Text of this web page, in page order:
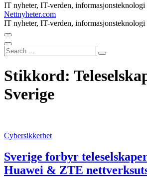
IT nyheter, IT-verden, informasjonsteknologi
Nettnyheter.com
IT nyheter, IT-verden, informasjonsteknologi
Search
…
Stikkord:
Sverige
Cybersikkerhet
Sverige forbyr
Huawei & ZTE